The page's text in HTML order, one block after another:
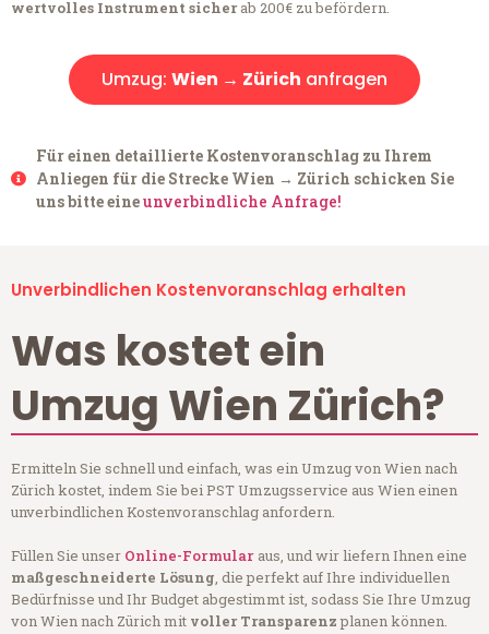
wertvolles Instrument sicherab 200€ zu befördern.
Umzug: Wien → Zürich anfragen
Für einen detaillierte Kostenvoranschlag zu Ihrem
Anliegen für die Strecke Wien → Zürich schicken Sie
uns bitte eineunverbindliche Anfrage!
Unverbindlichen Kostenvoranschlag erhalten
Was kostet ein
Umzug Wien Zürich?
Ermitteln Sie schnell und einfach, was ein Umzug von Wien nach
Zürich kostet, indem Sie bei PST Umzugsservice aus Wien einen
unverbindlichen Kostenvoranschlag anfordern.
Füllen Sie unser Online-Formular aus, und wir liefern Ihnen eine
maßgeschneiderte Lösung, die perfekt auf Ihre individuellen
Bedürfnisse und Ihr Budget abgestimmt ist, sodass Sie Ihre Umzug
von Wien nach Zürich mit voller Transparenzplanen können.